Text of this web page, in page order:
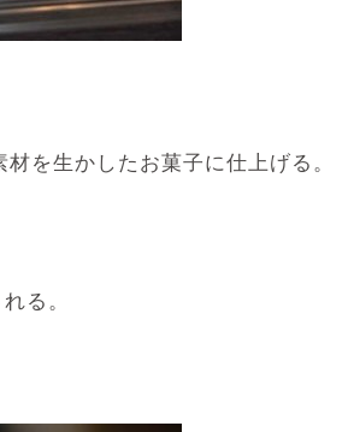
を生かしたお菓子に仕上げる。
る。